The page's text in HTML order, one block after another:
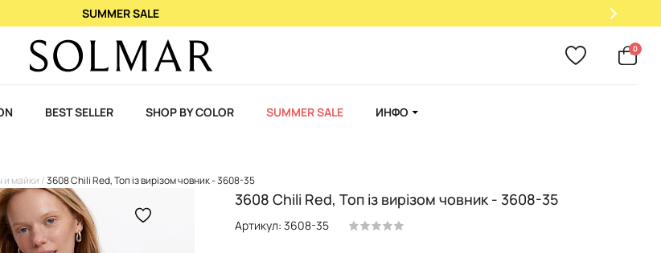
При покупке 2 ароматов – 3-й в подарок!
0
BEST SELLER SHOP BY COLOR SUMMER SALE ИНФО
и майки
3608 Chili Red, Топ із вирізом човник - 3608-35
3608 Chili Red, Топ із вирізом човник - 3608-35
Артикул: 3608-35